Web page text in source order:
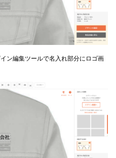
ン編集ツールで名入れ部分にロゴ画